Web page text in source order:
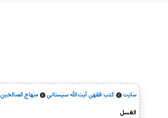
سایت  کتب فقهی آیت‌الله سیستانی  منهاج الصالحین
الغسل